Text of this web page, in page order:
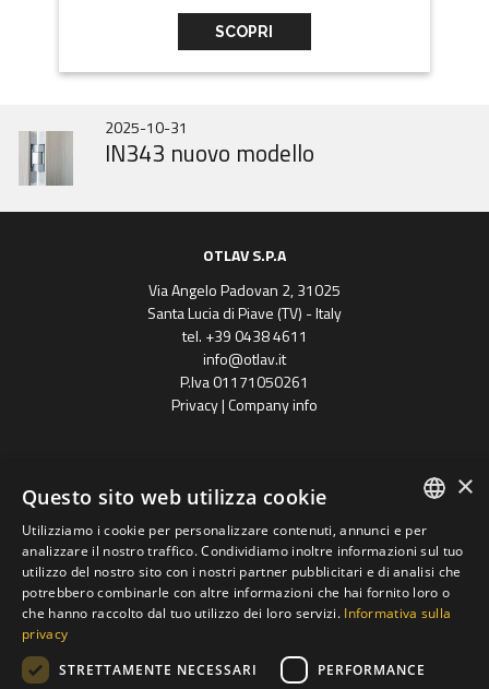
SCOPRI
2026-07-01
STORIA DELLE...
2025-10-31
IN343 nuovo modello
2025-06-16
Gobi March
OTLAV S.P.A
Via Angelo Padovan 2, 31025
Santa Lucia di Piave (TV) - Italy
tel. +39 0438 4611
info@otlav.it
P.Iva 01171050261
Privacy|Company info
Progetto finanziato
con il POR FESR 2014 - 2020
Regione Veneto
Gruppo Otlav S.P.A
ENGLISH
SPANISH
FRENCH
×
Questo sito web utilizza cookie
Utilizziamo i cookie per personalizzare contenuti, annunci e per
analizzare il nostro traffico. Condividiamo inoltre informazioni sul tuo
utilizzo del nostro sito con i nostri partner pubblicitari e di analisi che
potrebbero combinarle con altre informazioni che hai fornito loro o
che hanno raccolto dal tuo utilizzo dei loro servizi. Informativa sulla
privacy
STRETTAMENTE NECESSARI
PERFORMANCE